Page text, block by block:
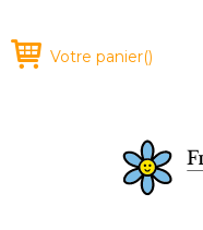
Votre panier()